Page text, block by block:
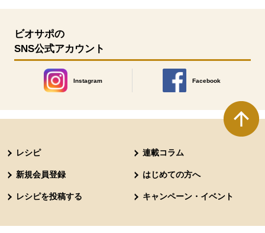
ビオサポの
SNS公式アカウント
Instagram
別のウィンドウで開きます。
Facebook
別のウィンドウで開きます
レシピ 連載コラム
新規会員登録 はじめての方へ
レシピを投稿する キャンペーン・イベント